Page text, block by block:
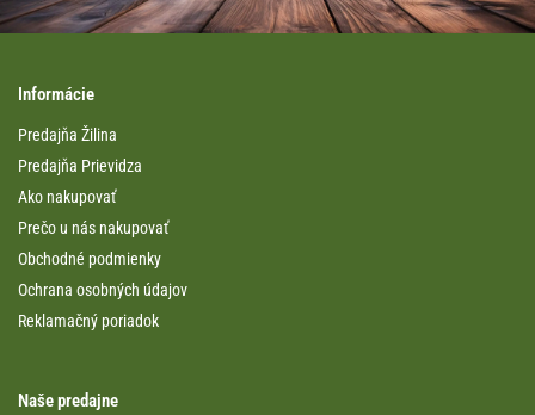
Informácie
Predajňa Žilina
Predajňa Prievidza
Ako nakupovať
Prečo u nás nakupovať
Obchodné podmienky
Ochrana osobných údajov
Reklamačný poriadok
Naše predajne